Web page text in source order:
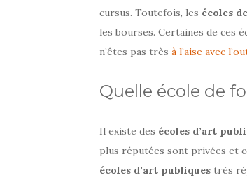
cursus. Toutefois, les écoles
les bourses. Certaines de ces
n’êtes pas très à l’aise avec
Quelle école de
Il existe des écoles d’art
plus réputées sont privées et
écoles d’art publiques très